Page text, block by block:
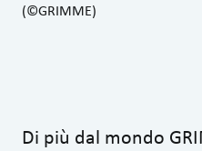
(©GRIMME)
Di più dal mondo